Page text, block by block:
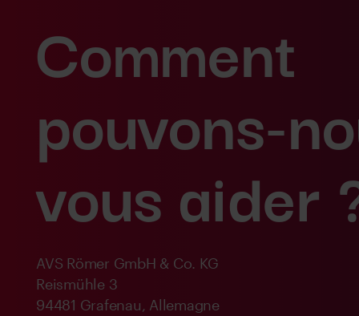
Comment
pouvons-
vous aider
AVS Römer GmbH & Co. KG
Reismühle 3
94481 Grafenau, Allemagne